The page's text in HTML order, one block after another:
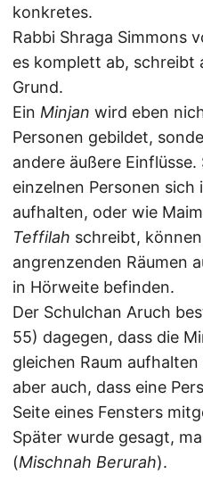
konkretes.
Rabbi Shraga Simmons
es komplett ab, schreibt
Grund.
Ein Minjan wird eben
Personen gebildet,
andere äußere
einzelnen Personen sich
aufhalten, oder wie
Teffilah schreibt,
angrenzenden Räumen
in Hörweite befinden.
Der Schulchan Aruch
55) dagegen, dass die
gleichen Raum
aber auch, dass eine
Seite eines Fensters
Später wurde gesagt,
(Mischnah Berurah).